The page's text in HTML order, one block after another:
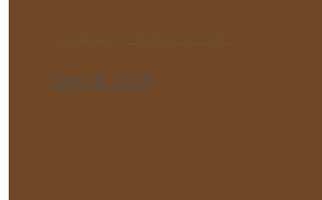
Οκτ 28, 2025